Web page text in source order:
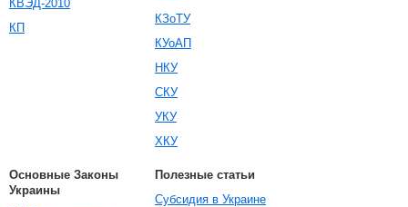
КВЭД-2010
КП
КЗоТУ
КУоАП
НКУ
СКУ
УКУ
ХКУ
Основные Законы
Украины
Полезные статьи
Субсидия в Украине